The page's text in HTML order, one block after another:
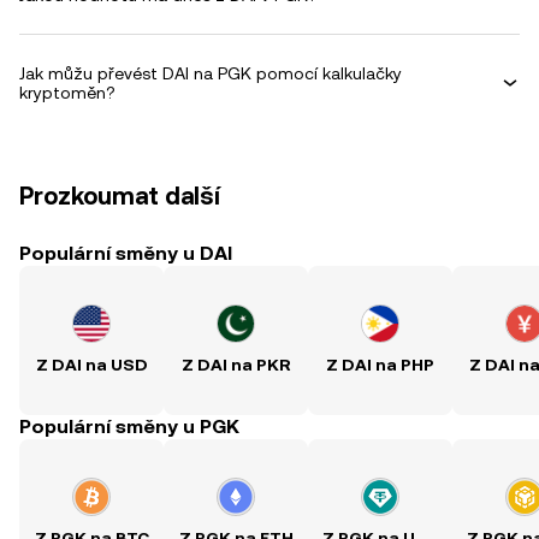
Jak můžu převést DAI na PGK pomocí kalkulačky
kryptoměn?
Prozkoumat další
Populární směny u DAI
Z DAI na USD Z DAI na PKR Z DAI na PHP Z DAI
Populární směny u PGK